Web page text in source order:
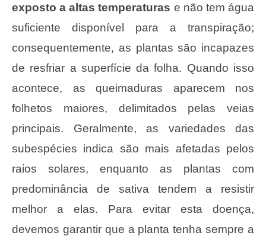
exposto a altas temperaturas e não tem água
suficiente disponível para a transpiração;
consequentemente, as plantas são incapazes
de resfriar a superfície da folha. Quando isso
acontece, as queimaduras aparecem nos
folhetos maiores, delimitados pelas veias
principais. Geralmente, as variedades das
subespécies indica são mais afetadas pelos
raios solares, enquanto as plantas com
predominância de sativa tendem a resistir
melhor a elas. Para evitar esta doença,
devemos garantir que a planta tenha sempre a